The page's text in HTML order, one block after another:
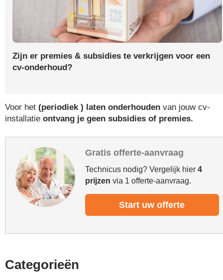
Zijn er premies & subsidies te verkrijgen voor een
cv-onderhoud?
Voor het (periodiek ) laten onderhouden van jouw cv-
installatie ontvang je geen subsidies of premies.
Gratis offerte-aanvraag
Technicus nodig? Vergelijk hier 4
prijzen via 1 offerte-aanvraag.
Start uw offerte
Categorieën